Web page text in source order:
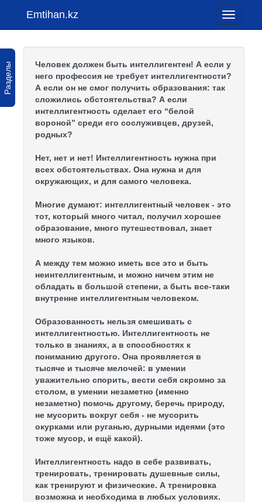
Emtihan.kz
Toggle
Разделы
язык
Раздел-1
Раздел-2
Раздел-3
Раздел-5
Раздел-6
Раздел-7
Раздел-8
Раздел-9
Раздел-11
Раздел-12
Раздел-15
Человек должен быть интеллигентен! А если у
него профессия не требует интеллигентности?
А если он не смог получить образования: так
сложились обстоятельства? А если
интеллигентность сделает его “белой
вороной” среди его сослуживцев, друзей,
родных?
Нет, нет и нет! Интеллигентность нужна при
всех обстоятельствах. Она нужна и для
окружающих, и для самого человека.
Многие думают: интеллигентный человек - это
тот, который много читал, получил хорошее
образование, много путешествовал, знает
много языков.
А между тем можно иметь все это и быть
неинтеллигентным, и можно ничем этим не
обладать в большой степени, а быть все-таки
внутренне интеллигентным человеком.
Образованность нельзя смешивать с
интеллигентностью. Интеллигентность не
только в знаниях, а в способностях к
пониманию другого. Она проявляется в
тысяче и тысяче мелочей: в умении
уважительно спорить, вести себя скромно за
столом, в умении незаметно (именно
незаметно) помочь другому, беречь природу,
не мусорить вокруг себя - не мусорить
окурками или руганью, дурными идеями (это
тоже мусор, и ещё какой).
Интеллигентность надо в себе развивать,
тренировать, тренировать душевные силы,
как тренируют и физические. А тренировка
возможна и необходима в любых условиях.